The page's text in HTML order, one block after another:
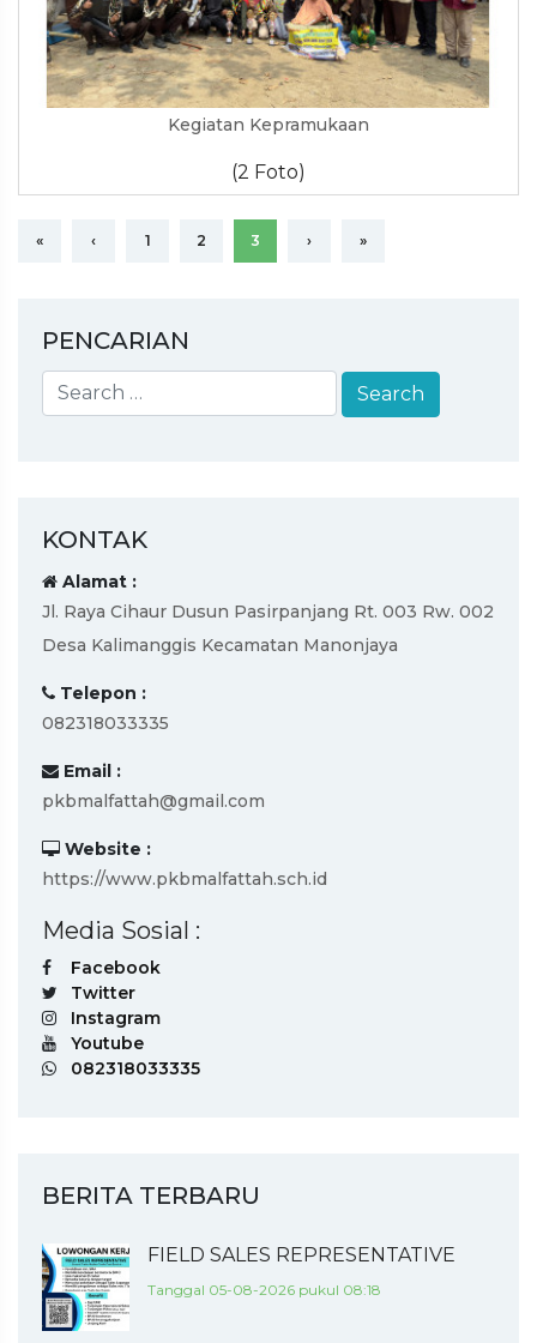
Kegiatan Kepramukaan
(2 Foto)
« ‹ 1 2 3 › »
PENCARIAN
KONTAK
Alamat :
Jl. Raya Cihaur Dusun Pasirpanjang Rt. 003 Rw. 002
Desa Kalimanggis Kecamatan Manonjaya
Telepon :
082318033335
Email :
pkbmalfattah@gmail.com
Website :
https://www.pkbmalfattah.sch.id
Media Sosial :
Facebook
Twitter
Instagram
Youtube
082318033335
BERITA TERBARU
FIELD SALES REPRESENTATIVE
Tanggal 05-08-2026 pukul 08:18